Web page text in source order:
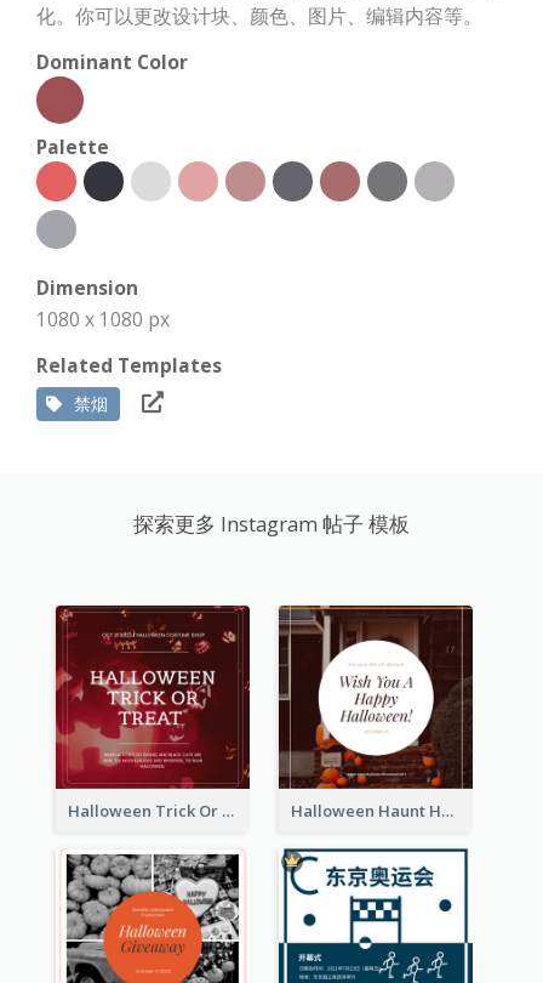
化。你可以更改设计块、颜色、图片、编辑内容等。
Dominant Color
Palette
Dimension
1080 x 1080 px
Related Templates
禁烟
探索更多 Instagram 帖子 模板
Halloween Trick Or Treat Instagram Post Halloween Haunt House Instagram Post